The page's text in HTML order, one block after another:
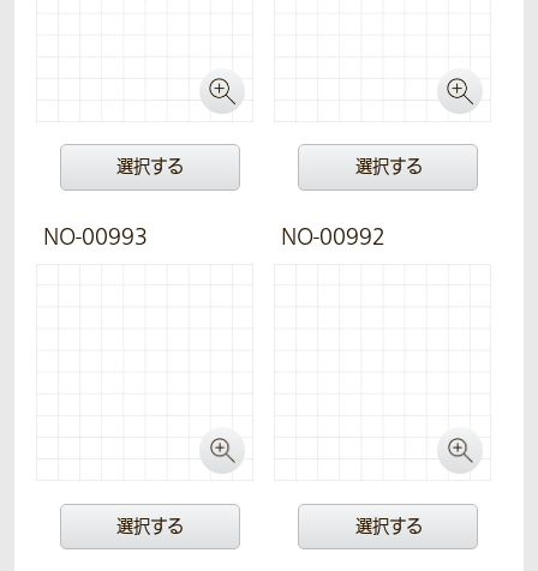
選択する 選択する
NO-00993
選択する
NO-00992
選択する